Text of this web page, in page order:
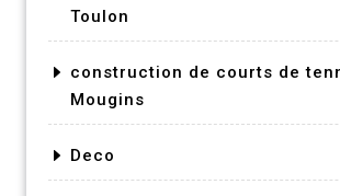
Toulon
construction de courts de
Mougins
Deco